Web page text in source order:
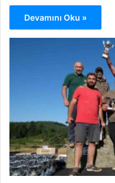
Devamını Oku »